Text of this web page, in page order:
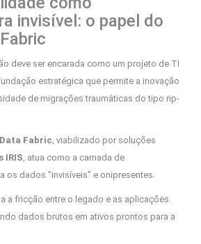
invisível: o papel do
deve ser encarada como um projeto de TI
estratégica que permite a inovação
de migrações traumáticas do tipo rip-
Fabric, viabilizado por soluções
IRIS, atua como a camada de
os dados "invisíveis" e onipresentes.
a fricção entre o legado e as aplicações
dados brutos em ativos prontos para a